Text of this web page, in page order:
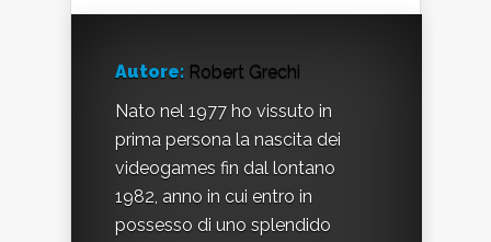
Autore: Robert Grechi
Nato nel 1977 ho vissuto in
prima persona la nascita dei
videogames fin dal lontano
1982, anno in cui entro in
possesso di uno splendido